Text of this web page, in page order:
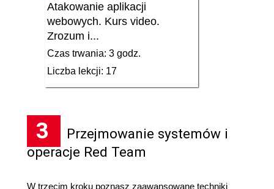
Atakowanie aplikacji
webowych. Kurs video.
Zrozum i...
Czas trwania: 3 godz.
Liczba lekcji: 17
3
Przejmowanie systemów i
operacje Red Team
W trzecim kroku poznasz zaawansowane techniki